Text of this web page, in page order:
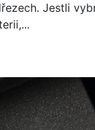
Jestli